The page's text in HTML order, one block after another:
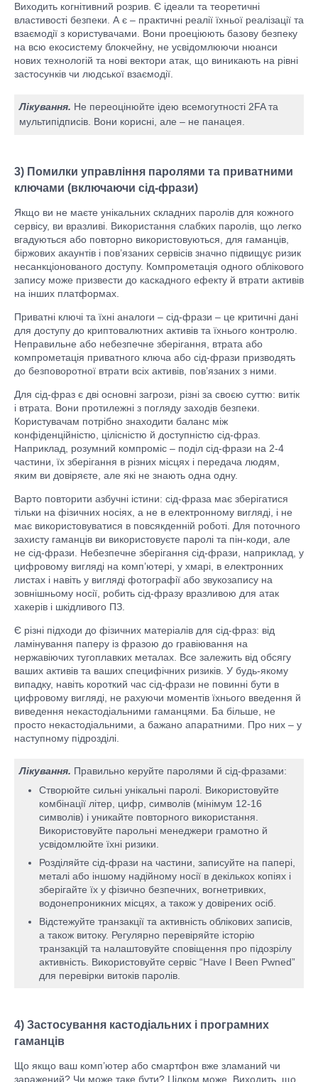
Виходить когнітивний розрив. Є ідеали та теоретичні
властивості безпеки. А є – практичні реалії їхньої реалізації та
взаємодії з користувачами. Вони проеціюють базову безпеку
на всю екосистему блокчейну, не усвідомлюючи нюанси
нових технологій та нові вектори атак, що виникають на рівні
застосунків чи людської взаємодії.
Лікування. Не переоцінюйте ідею всемогутності 2FA та
мультипідписів. Вони корисні, але – не панацея.
3) Помилки управління паролями та приватними
ключами (включаючи сід-фрази)
Якщо ви не маєте унікальних складних паролів для кожного
сервісу, ви вразливі. Використання слабких паролів, що легко
вгадуються або повторно використовуються, для гаманців,
біржових акаунтів і пов’язаних сервісів значно підвищує ризик
несанкціонованого доступу. Компрометація одного облікового
запису може призвести до каскадного ефекту й втрати активів
на інших платформах.
Приватні ключі та їхні аналоги – сід-фрази – це критичні дані
для доступу до криптовалютних активів та їхнього контролю.
Неправильне або небезпечне зберігання, втрата або
компрометація приватного ключа або сід-фрази призводять
до безповоротної втрати всіх активів, пов’язаних з ними.
Для сід-фраз є дві основні загрози, різні за своєю суттю: витік
і втрата. Вони протилежні з погляду заходів безпеки.
Користувачам потрібно знаходити баланс між
конфіденційністю, цілісністю й доступністю сід-фраз.
Наприклад, розумний компроміс – поділ сід-фрази на 2-4
частини, їх зберігання в різних місцях і передача людям,
яким ви довіряєте, але які не знають одна одну.
Варто повторити азбучні істини: сід-фраза має зберігатися
тільки на фізичних носіях, а не в електронному вигляді, і не
має використовуватися в повсякденній роботі. Для поточного
захисту гаманців ви використовуєте паролі та пін-коди, але
не сід-фрази. Небезпечне зберігання сід-фрази, наприклад, у
цифровому вигляді на комп’ютері, у хмарі, в електронних
листах і навіть у вигляді фотографії або звукозапису на
зовнішньому носії, робить сід-фразу вразливою для атак
хакерів і шкідливого ПЗ.
Є різні підходи до фізичних матеріалів для сід-фраз: від
ламінування паперу із фразою до гравіювання на
нержавіючих тугоплавких металах. Все залежить від обсягу
ваших активів та ваших специфічних ризиків. У будь-якому
випадку, навіть короткий час сід-фрази не повинні бути в
цифровому вигляді, не рахуючи моментів їхнього введення й
виведення некастодіальними гаманцями. Ба більше, не
просто некастодіальними, а бажано апаратними. Про них – у
наступному підрозділі.
Лікування. Правильно керуйте паролями й сід-фразами:
Створюйте сильні унікальні паролі. Використовуйте
комбінації літер, цифр, символів (мінімум 12-16
символів) і уникайте повторного використання.
Використовуйте парольні менеджери грамотно й
усвідомлюйте їхні ризики.
Розділяйте сід-фрази на частини, записуйте на папері,
металі або іншому надійному носії в декількох копіях і
зберігайте їх у фізично безпечних, вогнетривких,
водонепроникних місцях, а також у довірених осіб.
Відстежуйте транзакції та активність облікових записів,
а також витоку. Регулярно перевіряйте історію
транзакцій та налаштовуйте сповіщення про підозрілу
активність. Використовуйте сервіс “Have I Been Pwned”
для перевірки витоків паролів.
4) Застосування кастодіальних і програмних
гаманців
Що якщо ваш комп’ютер або смартфон вже зламаний чи
заражений? Чи може таке бути? Цілком може. Виходить, що